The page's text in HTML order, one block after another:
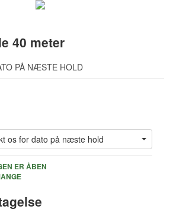
40 meter
PÅ NÆSTE HOLD
os for dato på næste hold
ER ÅBEN